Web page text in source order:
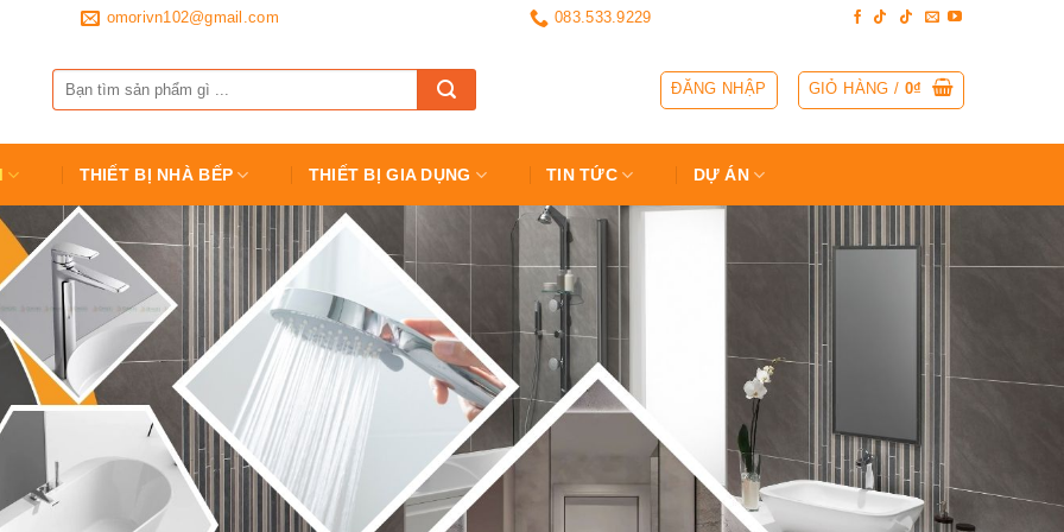
omorivn102@gmail.com 083.533.9229
kiếm:
ĐĂNG NHẬP GIỎ HÀNG / 0₫
THIẾT BỊ NHÀ BẾP THIẾT BỊ GIA DỤNG TIN TỨC DỰ ÁN